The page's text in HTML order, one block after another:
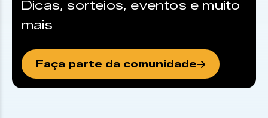
Dicas, sorteios, eventos e muito
mais
Faça parte da comunidade